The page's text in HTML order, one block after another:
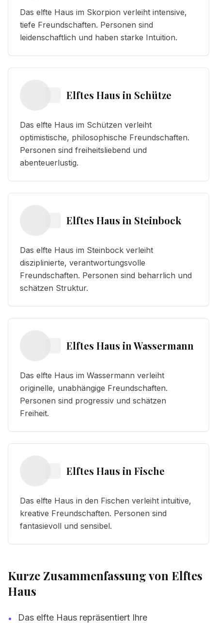
Das elfte Haus im Skorpion verleiht intensive,
tiefe Freundschaften. Personen sind
leidenschaftlich und haben starke Intuition.
Elftes Haus in Schütze
Das elfte Haus im Schützen verleiht
optimistische, philosophische Freundschaften.
Personen sind freiheitsliebend und
abenteuerlustig.
Elftes Haus in Steinbock
Das elfte Haus im Steinbock verleiht
disziplinierte, verantwortungsvolle
Freundschaften. Personen sind beharrlich und
schätzen Struktur.
Elftes Haus in Wassermann
Das elfte Haus im Wassermann verleiht
originelle, unabhängige Freundschaften.
Personen sind progressiv und schätzen
Freiheit.
Elftes Haus in Fische
Das elfte Haus in den Fischen verleiht intuitive,
kreative Freundschaften. Personen sind
fantasievoll und sensibel.
Kurze Zusammenfassung von Elftes
Haus
• Das elfte Haus repräsentiert Ihre